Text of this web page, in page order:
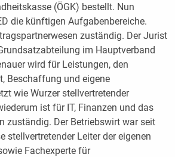
(ÖGK) bestellt. Nun
die künftigen Aufgabenbereiche.
zuständig. Der Jurist
im Hauptverband
wird für Leistungen, den
Beschaffung und eigene
wie Wurzer stellvertretender
ist für IT, Finanzen und das
zuständig. Der Betriebswirt war seit
stellvertretender Leiter der eigenen
Fachexperte für